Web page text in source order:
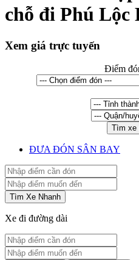
chỗ đi Phú Lộc
Xem giá trực tuyến
Điểm
Tìm xe
ĐƯA ĐÓN SÂN BAY
Tìm Xe Nhanh
Xe đi đường dài